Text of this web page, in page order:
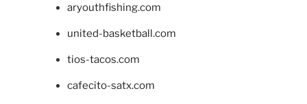
aryouthfishing.com
united-basketball.com
tios-tacos.com
cafecito-satx.com